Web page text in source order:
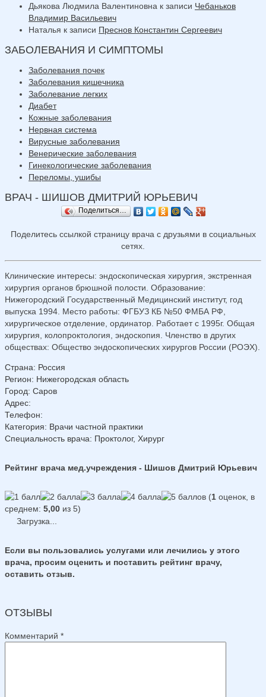
Дьякова Людмила Валентиновна к записи Чебаньков
Владимир Васильевич
Наталья к записи Преснов Константин Сергеевич
ЗАБОЛЕВАНИЯ И СИМПТОМЫ
Заболевания почек
Заболевания кишечника
Заболевание легких
Диабет
Кожные заболевания
Нервная система
Вирусные заболевания
Венерические заболевания
Гинекологические заболевания
Переломы, ушибы
ВРАЧ - ШИШОВ ДМИТРИЙ ЮРЬЕВИЧ
Поделиться…
Поделитесь ссылкой страницу врача с друзьями в социальных
сетях.
Клинические интересы: эндоскопическая хирургия, экстренная
хирургия органов брюшной полости. Образование:
Нижегородский Государственный Медицинский институт, год
выпуска 1994. Место работы: ФГБУЗ КБ №50 ФМБА РФ,
хирургическое отделение, ординатор. Работает с 1995г. Общая
хирургия, колопроктология, эндоскопия. Членство в других
обществах: Общество эндоскопических хирургов России (РОЭХ).
Страна: Россия
Регион: Нижегородская область
Город: Саров
Адрес:
Телефон:
Категория: Врачи частной практики
Специальность врача: Проктолог, Хирург
Рейтинг врача мед.учреждения - Шишов Дмитрий Юрьевич
(1 оценок, в
среднем: 5,00 из 5)
Загрузка...
Если вы пользовались услугами или лечились у этого
врача, просим оценить и поставить рейтинг врачу,
оставить отзыв.
ОТЗЫВЫ
Комментарий *